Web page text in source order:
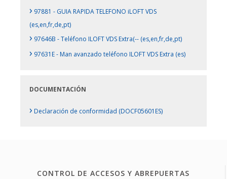
› 97881 - GUIA RAPIDA TELEFONO iLOFT VDS
(es,en,fr,de,pt)
› 97646B - Teléfono ILOFT VDS Extra(-- (es,en,fr,de,pt)
› 97631E - Man avanzado teléfono ILOFT VDS Extra (es)
DOCUMENTACIÓN
› Declaración de conformidad (DOCF05601ES)
CONTROL DE ACCESOS Y ABREPUERTAS